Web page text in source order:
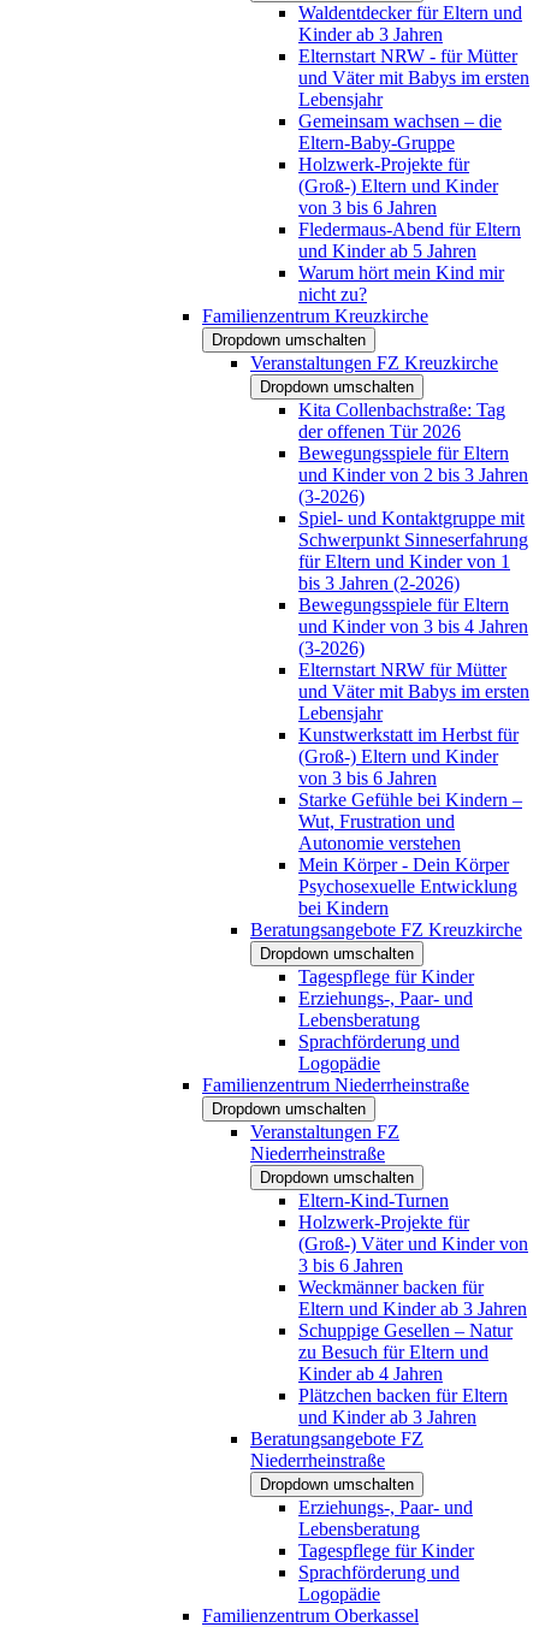
Waldentdecker für Eltern und
Kinder ab 3 Jahren
Elternstart NRW - für Mütter
und Väter mit Babys im ersten
Lebensjahr
Gemeinsam wachsen – die
Eltern-Baby-Gruppe
Holzwerk-Projekte für
(Groß-) Eltern und Kinder
von 3 bis 6 Jahren
Fledermaus-Abend für Eltern
und Kinder ab 5 Jahren
Warum hört mein Kind mir
nicht zu?
Familienzentrum Kreuzkirche
Dropdown umschalten
Veranstaltungen FZ Kreuzkirche
Dropdown umschalten
Kita Collenbachstraße: Tag
der offenen Tür 2026
Bewegungsspiele für Eltern
und Kinder von 2 bis 3 Jahren
(3-2026)
Spiel- und Kontaktgruppe mit
Schwerpunkt Sinneserfahrung
für Eltern und Kinder von 1
bis 3 Jahren (2-2026)
Bewegungsspiele für Eltern
und Kinder von 3 bis 4 Jahren
(3-2026)
Elternstart NRW für Mütter
und Väter mit Babys im ersten
Lebensjahr
Kunstwerkstatt im Herbst für
(Groß-) Eltern und Kinder
von 3 bis 6 Jahren
Starke Gefühle bei Kindern –
Wut, Frustration und
Autonomie verstehen
Mein Körper - Dein Körper
Psychosexuelle Entwicklung
bei Kindern
Beratungsangebote FZ Kreuzkirche
Dropdown umschalten
Tagespflege für Kinder
Erziehungs-, Paar- und
Lebensberatung
Sprachförderung und
Logopädie
Familienzentrum Niederrheinstraße
Dropdown umschalten
Veranstaltungen FZ
Niederrheinstraße
Dropdown umschalten
Eltern-Kind-Turnen
Holzwerk-Projekte für
(Groß-) Väter und Kinder von
3 bis 6 Jahren
Weckmänner backen für
Eltern und Kinder ab 3 Jahren
Schuppige Gesellen – Natur
zu Besuch für Eltern und
Kinder ab 4 Jahren
Plätzchen backen für Eltern
und Kinder ab 3 Jahren
Beratungsangebote FZ
Niederrheinstraße
Dropdown umschalten
Erziehungs-, Paar- und
Lebensberatung
Tagespflege für Kinder
Sprachförderung und
Logopädie
Familienzentrum Oberkassel